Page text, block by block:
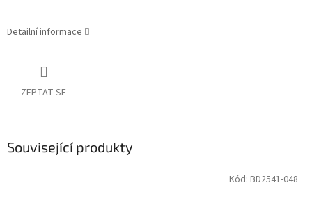
Detailní informace
ZEPTAT SE
Související produkty
Kód: BD2541-048